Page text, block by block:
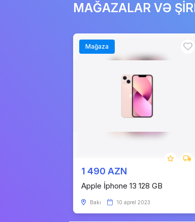
MAĞAZALAR VƏ
Mağaza
1 490 AZN
Apple İphone 13 128 GB
Bakı 10 aprel 2023